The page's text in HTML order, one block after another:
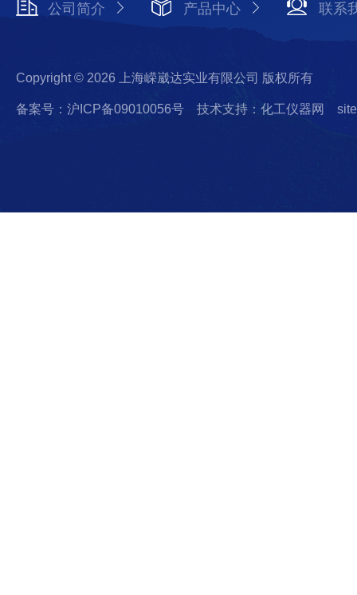
公司简介 产品中心 联系
Copyright © 2026 上海嵘崴达实业有限公司 版权所有
备案号：沪ICP备09010056号 技术支持：化工仪器网